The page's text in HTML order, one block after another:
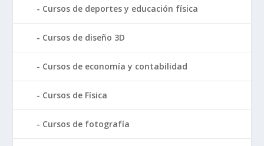
Cursos de deportes y educación física
Cursos de diseño 3D
Cursos de economía y contabilidad
Cursos de Física
Cursos de fotografía